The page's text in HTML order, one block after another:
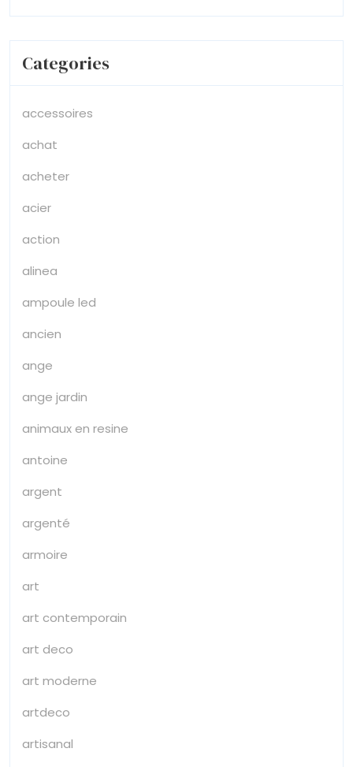
Categories
accessoires
achat
acheter
acier
action
alinea
ampoule led
ancien
ange
ange jardin
animaux en resine
antoine
argent
argenté
armoire
art
art contemporain
art deco
art moderne
artdeco
artisanal